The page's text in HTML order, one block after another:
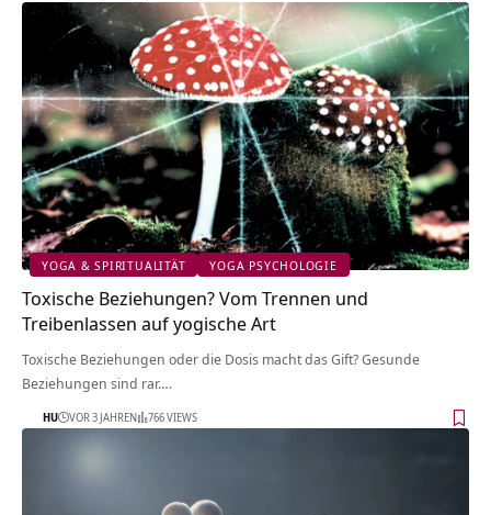
YOGA & SPIRITUALITÄT YOGA PSYCHOLOGIE
Toxische Beziehungen? Vom Trennen und
Treibenlassen auf yogische Art
Toxische Beziehungen oder die Dosis macht das Gift? Gesunde
Beziehungen sind rar.…
HU VOR 3 JAHREN 766 VIEWS